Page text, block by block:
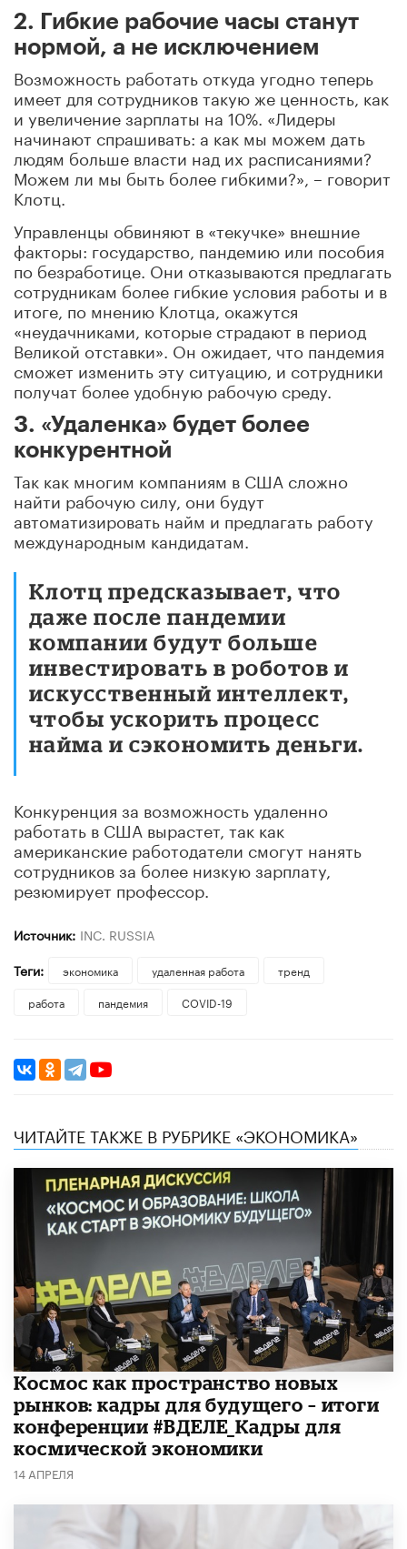
2. Гибкие рабочие часы станут
нормой, а не исключением
Возможность работать откуда угодно теперь
имеет для сотрудников такую же ценность, как
и увеличение зарплаты на 10%. «Лидеры
начинают спрашивать: а как мы можем дать
людям больше власти над их расписаниями?
Можем ли мы быть более гибкими?», – говорит
Клотц.
Управленцы обвиняют в «текучке» внешние
факторы: государство, пандемию или пособия
по безработице. Они отказываются предлагать
сотрудникам более гибкие условия работы и в
итоге, по мнению Клотца, окажутся
«неудачниками, которые страдают в период
Великой отставки». Он ожидает, что пандемия
сможет изменить эту ситуацию, и сотрудники
получат более удобную рабочую среду.
3. «Удаленка» будет более
конкурентной
Так как многим компаниям в США сложно
найти рабочую силу, они будут
автоматизировать найм и предлагать работу
международным кандидатам.
Клотц предсказывает, что
даже после пандемии
компании будут больше
инвестировать в роботов и
искусственный интеллект,
чтобы ускорить процесс
найма и сэкономить деньги.
Конкуренция за возможность удаленно
работать в США вырастет, так как
американские работодатели смогут нанять
сотрудников за более низкую зарплату,
резюмирует профессор.
Источник: INC. RUSSIA
Теги:
экономика удаленная работа
тренд
работа
пандемия COVID-19
ЧИТАЙТЕ ТАКЖЕ В РУБРИКЕ «ЭКОНОМИКА»
Космос как пространство новых
рынков: кадры для будущего – итоги
конференции #ВДЕЛЕ_Кадры для
космической экономики
14 АПРЕЛЯ